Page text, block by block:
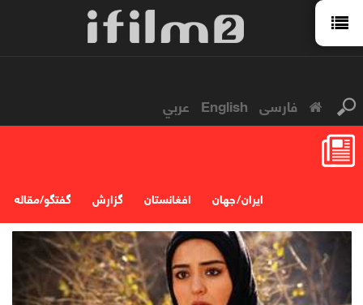
فارسی English عربي
گفتگو/مقاله گزارش افغانستان ایران / جهان